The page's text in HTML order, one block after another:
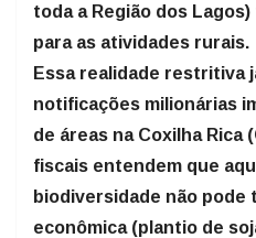
toda a Região dos
para as atividades rurais.
Essa realidade restritiva
notificações milionárias
de áreas na Coxilha Rica
fiscais entendem que
biodiversidade não pode
econômica (plantio de